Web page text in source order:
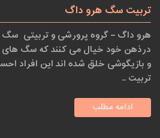
تربیت سگ هرو داگ
هرو داگ – گروه پرورشی و تربیتی سگ
درذهن خود خیال می کنند که سگ های
و بازیگوشی خلق شده اند این افراد
تربیت ..
ادامه مطلب